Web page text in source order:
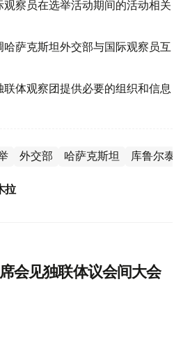
察员在选举活动期间的活动相关
萨克斯坦外交部与国际观察员互
体观察团提供必要的组织和信息
外交部 哈萨克斯坦 库鲁尔泰
拉
会见独联体议会间大会